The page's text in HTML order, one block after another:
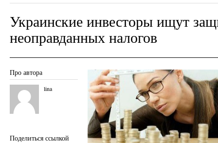
Украинские инвесторы ищут
неоправданных налогов
Про автора
lina
Поделиться ссылкой